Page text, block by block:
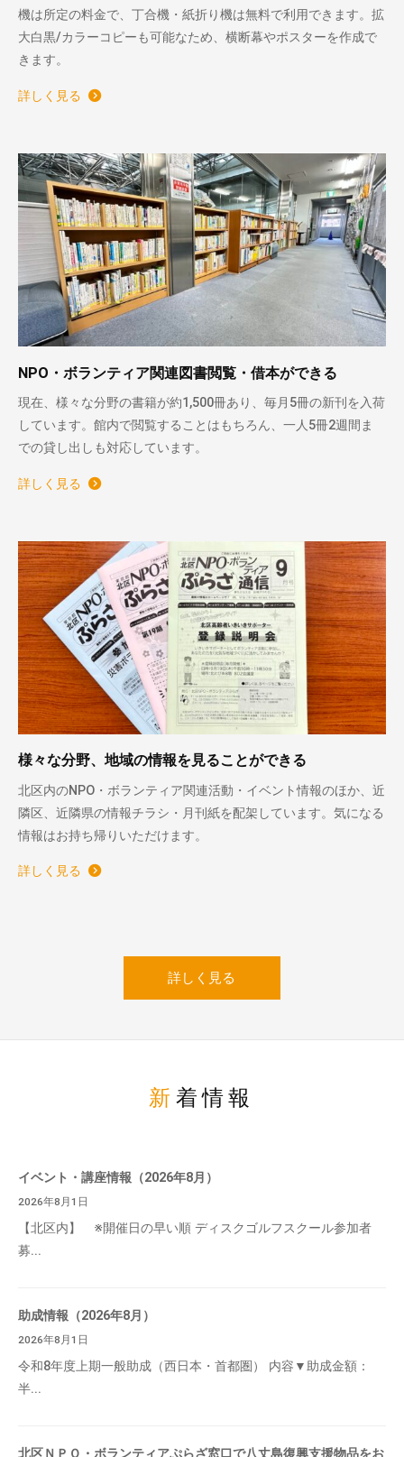
機は所定の料金で、丁合機・紙折り機は無料で利用できます。拡
大白黒/カラーコピーも可能なため、横断幕やポスターを作成で
きます。
詳しく見る
NPO・ボランティア関連図書閲覧・借本ができる
現在、様々な分野の書籍が約1,500冊あり、毎月5冊の新刊を入荷
しています。館内で閲覧することはもちろん、一人5冊2週間ま
での貸し出しも対応しています。
詳しく見る
様々な分野、地域の情報を見ることができる
北区内のNPO・ボランティア関連活動・イベント情報のほか、近
隣区、近隣県の情報チラシ・月刊紙を配架しています。気になる
情報はお持ち帰りいただけます。
詳しく見る
詳しく見る
新着情報
イベント・講座情報（2026年8月）
2026年8月1日
【北区内】 ※開催日の早い順 ディスクゴルフスクール参加者
募...
助成情報（2026年8月）
2026年8月1日
令和8年度上期一般助成（西日本・首都圏） 内容▼助成金額：
半...
北区ＮＰＯ・ボランティアぷらざ窓口で八丈島復興支援物品をお